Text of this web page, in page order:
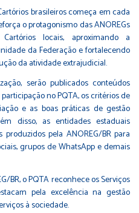
brasileiros começa em cada
o protagonismo das ANOREGs
locais, aproximando a
da Federação e fortalecendo
da atividade extrajudicial.
serão publicados conteúdos
no PQTA, os critérios de
e as boas práticas de gestão
disso, as entidades estaduais
pela ANOREG/BR para
grupos de WhatsApp e demais
BR, o PQTA reconhece os Serviços
pela excelência na gestão
à sociedade.